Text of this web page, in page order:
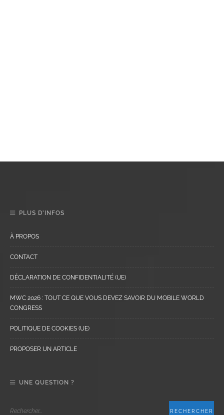
PLUS D’INFOS
À PROPOS
CONTACT
DÉCLARATION DE CONFIDENTIALITÉ (UE)
MWC 2026 : TOUT CE QUE VOUS DEVEZ SAVOIR DU MOBILE WORLD
CONGRESS
POLITIQUE DE COOKIES (UE)
PROPOSER UN ARTICLE
UNE QUESTION ?